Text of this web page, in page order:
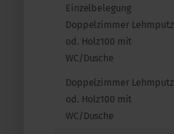
Einzelbelegung
Doppelzimmer Lehmputz
od. Holz100 mit
WC/Dusche
Doppelzimmer Lehmputz
od. Holz100 mit
WC/Dusche